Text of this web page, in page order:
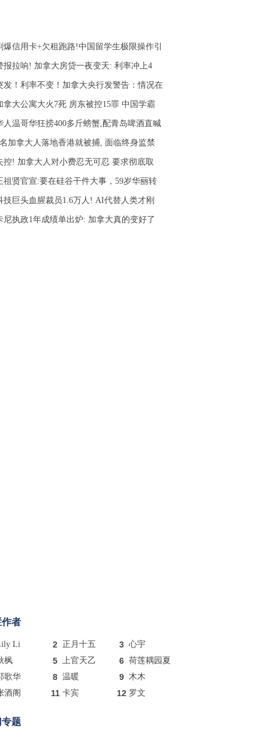
爆信用卡+欠租跑路!中国留学生极限操作引
报拉响! 加拿大房贷一夜变天: 利率冲上4
发！利率不变！加拿大央行发警告：情况在
拿大公寓大火7死 房东被控15罪 中国学霸
人温哥华狂捞400多斤螃蟹,配青岛啤酒直喊
加拿大人落地香港就被捕, 面临终身监禁
控! 加拿大人对小费忍无可忍 要求彻底取
祖贤官宣:要在硅谷干件大事，59岁华丽转
技巨头血腥裁员1.6万人! AI代替人类才刚
尼执政1年成绩单出炉: 加拿大真的变好了
者
Li 2 正月十五 3 心宇
枫 5 上官天乙 6 荷莲耦园夏
歌华 8 温暖 9 木木
酒阁 11 卡宾 12 罗文
题